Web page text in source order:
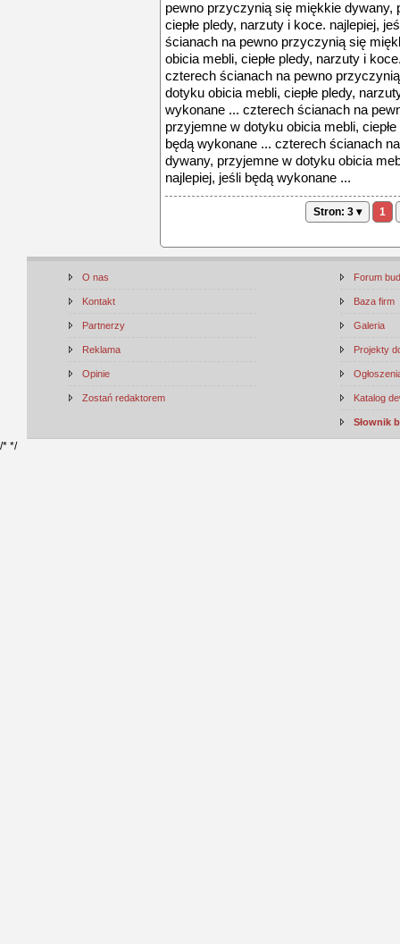
pewno przyczynią się miękkie dywany,
ciepłe pledy, narzuty i koce. najlepiej,
ścianach na pewno przyczynią się
obicia mebli, ciepłe pledy, narzuty i
czterech ścianach na pewno
dotyku obicia mebli, ciepłe pledy,
wykonane ... czterech ścianach na
przyjemne w dotyku obicia mebli,
będą wykonane ... czterech ścianach
dywany, przyjemne w dotyku obicia
najlepiej, jeśli będą wykonane ...
Stron: 3 ▾ 1
O nas
Kontakt
Partnerzy
Reklama
Opinie
Zostań redaktorem
Forum
Baza firm
Galeria
Projekty
Katalog
Słownik
/* */